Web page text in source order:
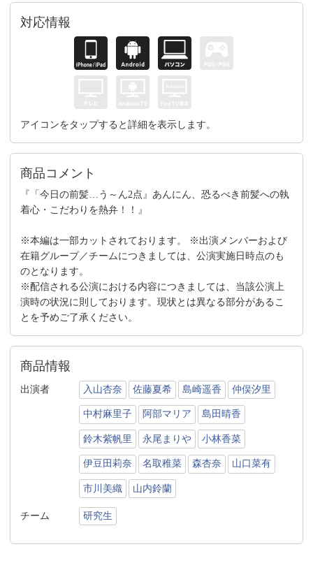
対応情報
アイコンをタップすると詳細を表示します。
商品コメント
『「今日の前髪…う～ん2点』あんにん、恐るべき前髪への執
着心・こだわりを熱弁！！』
※本編は一部カットされております。 ※出演メンバーおよび
在籍グループ／チームにつきましては、公演実施日時点のも
のとなります。
※配信される公演における内容につきましては、当該公演上
演時の状況に則しております。現状とは異なる部分があるこ
とを予めご了承ください。
商品情報
出演者 入山杏奈 佐藤夏希 島崎遥香 仲俣汐里
中村麻里子 阿部マリア 島田晴香
鈴木紫帆里 永尾まりや 小林香菜
伊豆田莉奈 名取稚菜 森杏奈 山口菜有
市川美織 山内鈴蘭
チーム 研究生